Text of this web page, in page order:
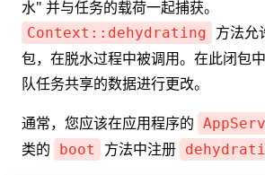
水" 并与任务的载荷一起捕获。
Context::dehydrating
方法允
包，在脱水过程中被调用。在此闭包
队任务共享的数据进行更改。
通常，您应该在应用程序的
类的 boot 方法中注册